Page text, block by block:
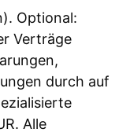
Optional:
Verträge
durch auf
Alle